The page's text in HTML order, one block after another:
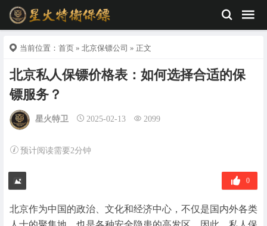
当前位置： 首页 » 北京保镖公司 » 正文
北京私人保镖价格表：如何选择合适的保
镖服务？
星火特卫 2025-02-13 2099
预计阅读需要2分钟
0
北京作为中国的政治、文化和经济中心，不仅是国内外各类